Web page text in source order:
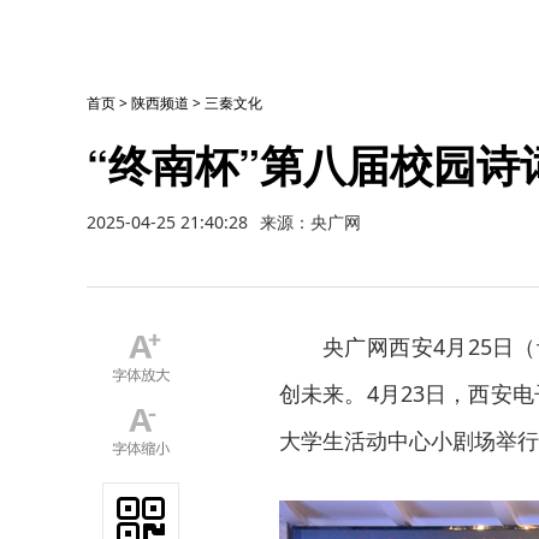
首页>陕西频道 >三秦文化
“终南杯”第八届校园
2025-04-25 21:40:28 来源：央广网
央广网西安4月25日
创未来。4月23日，西安
大学生活动中心小剧场举